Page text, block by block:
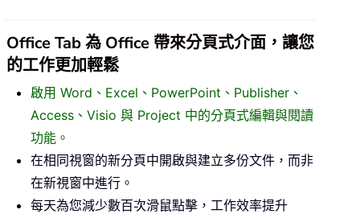
Office Tab 為 Office 帶來分頁式介面，讓您
的工作更加輕鬆
啟用 Word、Excel、PowerPoint、Publisher、
Access、Visio 與 Project 中的分頁式編輯與閱讀
功能。
在相同視窗的新分頁中開啟與建立多份文件，而非
在新視窗中進行。
每天為您減少數百次滑鼠點擊，工作效率提升